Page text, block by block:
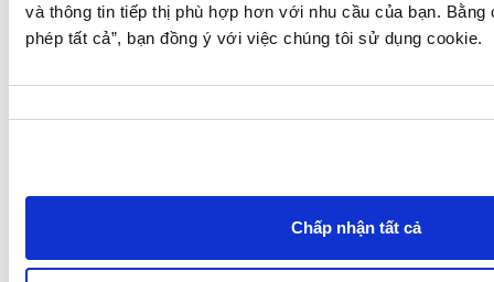
và thông tin tiếp thị phù hợp hơn với nhu cầu của bạn.
phép tất cả”, bạn đồng ý với việc chúng tôi sử dụng cookie.
thuận
Chấp nhận tất cả